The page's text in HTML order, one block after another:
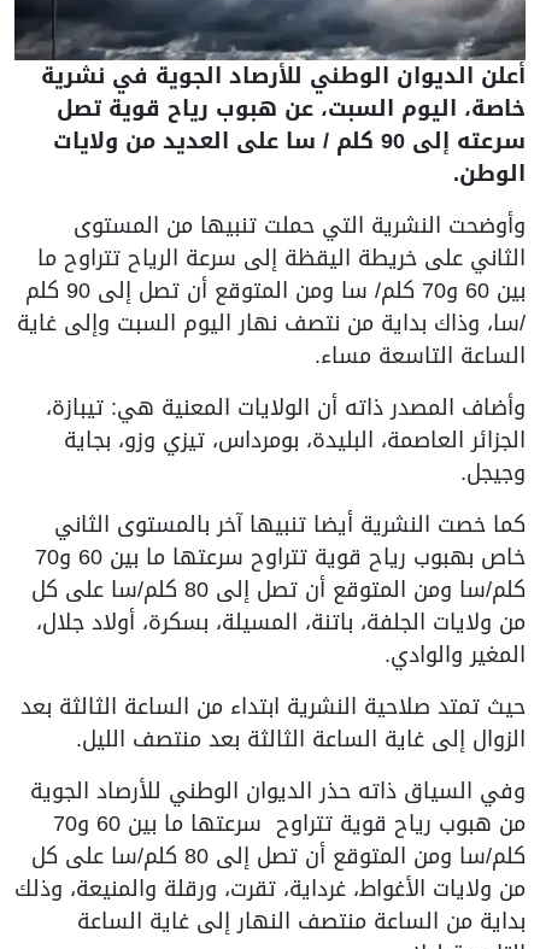
أعلن الديوان الوطني للأرصاد الجوية في نشرية
خاصة، اليوم السبت، عن هبوب رياح قوية تصل
سرعته إلى 90 كلم / سا على العديد من ولايات
الوطن.
وأوضحت النشرية التي حملت تنبيها من المستوى
الثاني على خريطة اليقظة إلى سرعة الرياح تتراوح ما
بين 60 و70 كلم/ سا ومن المتوقع أن تصل إلى 90 كلم
/سا، وذاك بداية من نتصف نهار اليوم السبت وإلى غاية
الساعة التاسعة مساء.
وأضاف المصدر ذاته أن الولايات المعنية هي: تيبازة،
الجزائر العاصمة، البليدة، بومرداس، تيزي وزو، بجاية
وجيجل.
كما خصت النشرية أيضا تنبيها آخر بالمستوى الثاني
خاص بهبوب رياح قوية تتراوح سرعتها ما بين 60 و70
كلم/سا ومن المتوقع أن تصل إلى 80 كلم/سا على كل
من ولايات الجلفة، باتنة، المسيلة، بسكرة، أولاد جلال،
المغير والوادي.
حيث تمتد صلاحية النشرية ابتداء من الساعة الثالثة بعد
الزوال إلى غاية الساعة الثالثة بعد منتصف الليل.
وفي السياق ذاته حذر الديوان الوطني للأرصاد الجوية
من هبوب رياح قوية تتراوح سرعتها ما بين 60 و70
كلم/سا ومن المتوقع أن تصل إلى 80 كلم/سا على كل
من ولايات الأغواط، غرداية، تقرت، ورقلة والمنيعة، وذلك
بداية من الساعة منتصف النهار إلى غاية الساعة